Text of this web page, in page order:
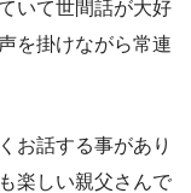
いて世間話が大好
を掛けながら常連
お話する事があり
楽しい親父さんで